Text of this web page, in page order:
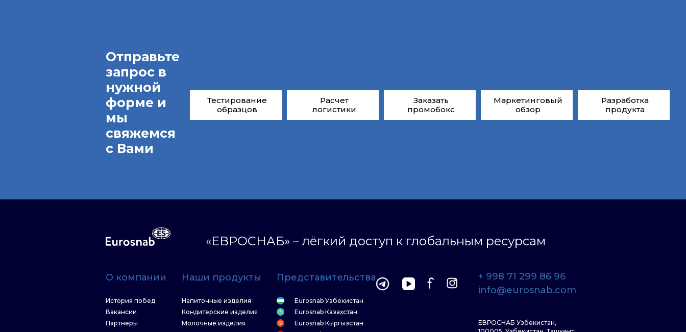
Отправьте
запрос в
нужной
форме и
мы
свяжемся
с Вами
Тестирование
образцов
Расчет
логистики
Заказать
промобокс
Маркетинговый
обзор
Разработка
продукта
«ЕВРОСНАБ» – лёгкий доступ к глобальным ресурсам
О компании
История побед
Вакансии
Партнеры
Наши продукты
Напиточные изделия
Кондитерские изделия
Молочные изделия
Представительства
Eurosnab Узбекистан
Eurosnab Казахстан
Eurosnab Кыргызстан
+ 998 71 299 86 96
info@eurosnab.com
ЕВРОСНАБ Узбекистан,